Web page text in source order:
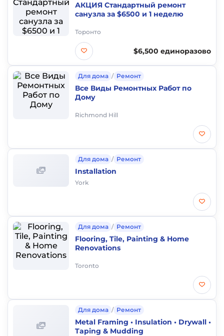
АКЦИЯ Стандартный ремонт
санузла за $6500 и 1 неделю
Торонто
$6,500 единоразово
Для дома / Ремонт
Все Виды Ремонтных Работ по
Дому
Richmond Hill
Для дома / Ремонт
Installation
York
Для дома / Ремонт
Flooring, Tile, Painting & Home
Renovations
Toronto
Для дома / Ремонт
Metal Framing • Insulation • Drywall •
Taping & Mudding